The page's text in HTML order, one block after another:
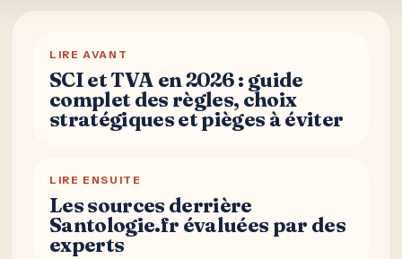
LIRE AVANT
SCI et TVA en 2026 : guide
complet des règles, choix
stratégiques et pièges à éviter
LIRE ENSUITE
Les sources derrière
Santologie.fr évaluées par des
experts